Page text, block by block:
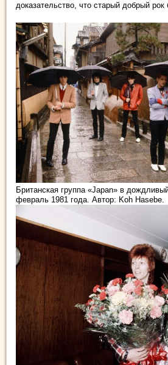
доказательство, что старый добрый рок
Британская группа «Japan» в
февраль 1981 года. Автор: Koh Hasebe.